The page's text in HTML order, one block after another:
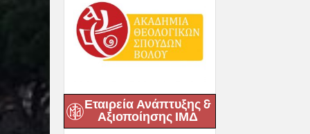
Εταιρεία Ανάπτυξης &
Αξιοποίησης ΙΜΔ